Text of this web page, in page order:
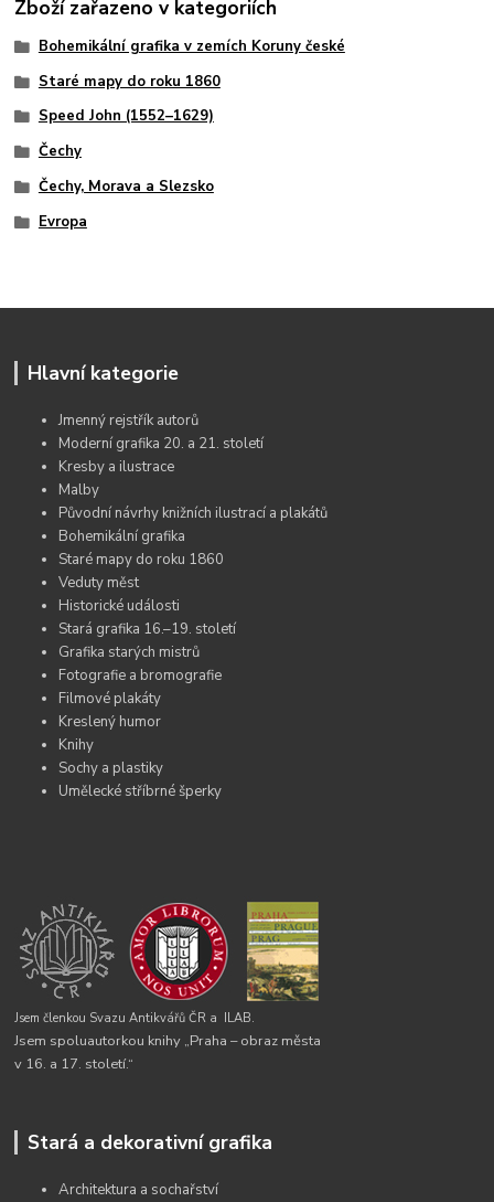
Zboží zařazeno v kategoriích
Bohemikální grafika v zemích Koruny české
Staré mapy do roku 1860
Speed John (1552–1629)
Čechy
Čechy, Morava a Slezsko
Evropa
Hlavní kategorie
Jmenný rejstřík autorů
Moderní grafika 20. a 21. století
Kresby a ilustrace
Malby
Původní návrhy knižních ilustrací a plakátů
Bohemikální grafika
Staré mapy do roku 1860
Veduty měst
Historické události
Stará grafika 16.–19. století
Grafika starých mistrů
Fotografie a bromografie
Filmové plakáty
Kreslený humor
Knihy
Sochy a plastiky
Umělecké stříbrné šperky
Jsem členkou Svazu Antikvářů ČR a ILAB.
Jsem spoluautorkou knihy „Praha – obraz města
v 16. a 17. století.“
Stará a dekorativní grafika
Architektura a sochařství